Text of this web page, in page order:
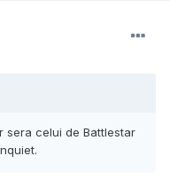
sera celui de Battlestar